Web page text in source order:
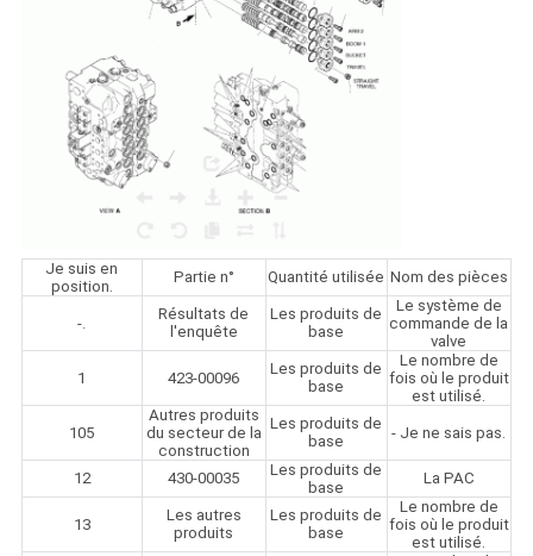
Je suis en
position.
Partie n° Quantité utilisée Nom des pièces
-.
Résultats de
l'enquête
Les produits de
base
Le système de
commande de la
valve
1 423-00096
Les produits de
base
Le nombre de
fois où le produit
est utilisé.
105
Autres produits
du secteur de la
construction
Les produits de
base
- Je ne sais pas.
12 430-00035
Les produits de
base
La PAC
13
Les autres
produits
Les produits de
base
Le nombre de
fois où le produit
est utilisé.